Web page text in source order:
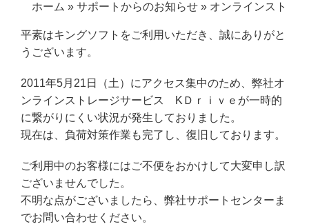
ホーム » サポートからのお知らせ » オンラインストレ
平素はキングソフトをご利用いただき、誠にありがと
うございます。
2011年5月21日（土）にアクセス集中のため、弊社オ
ンラインストレージサービス KＤｒｉｖｅが一時的
に繋がりにくい状況が発生しておりました。
現在は、負荷対策作業も完了し、復旧しております。
ご利用中のお客様にはご不便をおかけして大変申し訳
ございませんでした。
不明な点がございましたら、弊社サポートセンターま
でお問い合わせください。